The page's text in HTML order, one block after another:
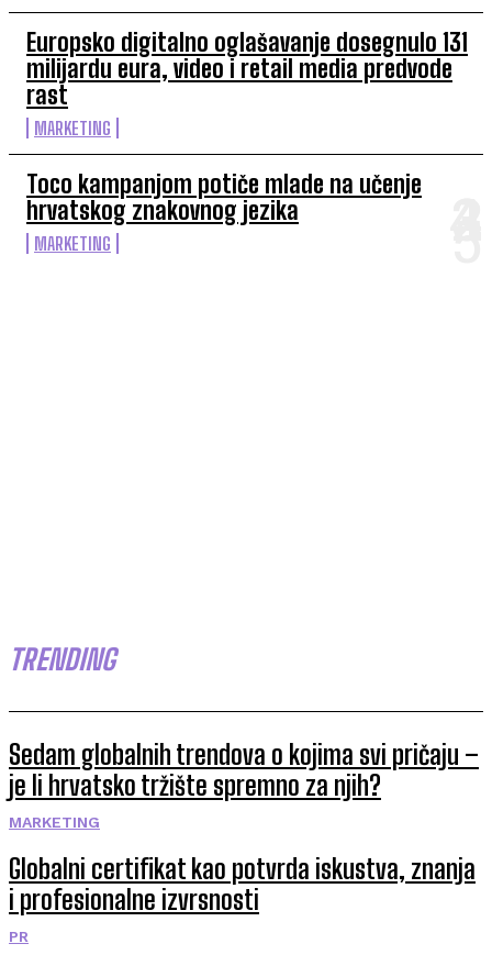
Europsko digitalno oglašavanje dosegnulo 131
milijardu eura, video i retail media predvode
rast
MARKETING
Toco kampanjom potiče mlade na učenje
hrvatskog znakovnog jezika
MARKETING
TRENDING
Sedam globalnih trendova o kojima svi pričaju –
je li hrvatsko tržište spremno za njih?
MARKETING
Globalni certifikat kao potvrda iskustva, znanja
i profesionalne izvrsnosti
PR